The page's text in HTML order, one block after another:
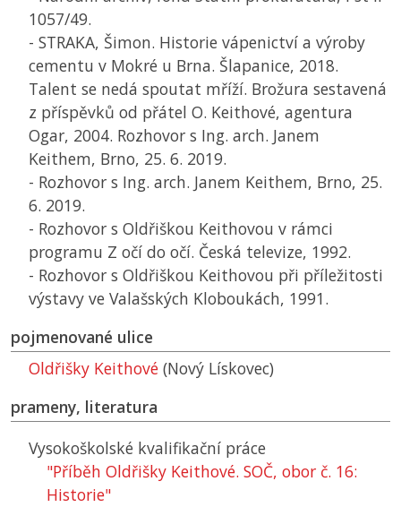
1057/49.
- STRAKA, Šimon. Historie vápenictví a výroby
cementu v Mokré u Brna. Šlapanice, 2018.
Talent se nedá spoutat mříží. Brožura sestavená
z příspěvků od přátel O. Keithové, agentura
Ogar, 2004. Rozhovor s Ing. arch. Janem
Keithem, Brno, 25. 6. 2019.
- Rozhovor s Ing. arch. Janem Keithem, Brno, 25.
6. 2019.
- Rozhovor s Oldřiškou Keithovou v rámci
programu Z očí do očí. Česká televize, 1992.
- Rozhovor s Oldřiškou Keithovou při příležitosti
výstavy ve Valašských Kloboukách, 1991.
pojmenované ulice
Oldřišky Keithové (Nový Lískovec)
prameny, literatura
Vysokoškolské kvalifikační práce
"Příběh Oldřišky Keithové. SOČ, obor č. 16:
Historie"